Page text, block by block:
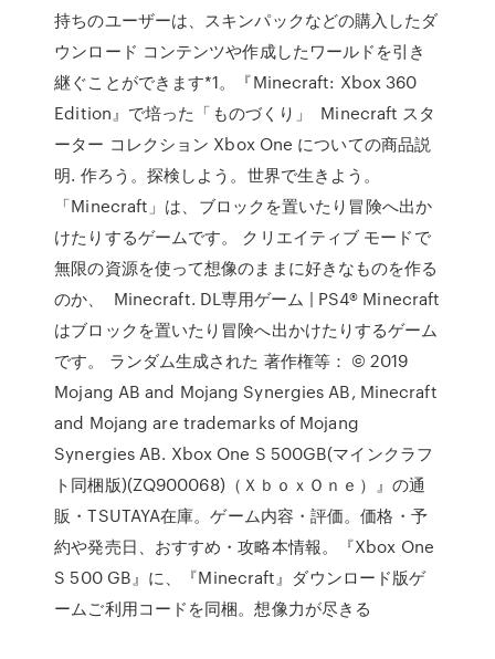
持ちのユーザーは、スキンパックなどの購入したダ
ウンロード コンテンツや作成したワールドを引き
継ぐことができます*1。『Minecraft: Xbox 360
Edition』で培った「ものづくり」 Minecraft スタ
ーター コレクション Xbox One についての商品説
明. 作ろう。探検しよう。世界で生きよう。
「Minecraft」は、ブロックを置いたり冒険へ出か
けたりするゲームです。 クリエイティブ モードで
無限の資源を使って想像のままに好きなものを作る
のか、 Minecraft. DL専用ゲーム | PS4® Minecraft
はブロックを置いたり冒険へ出かけたりするゲーム
です。 ランダム生成された 著作権等： © 2019
Mojang AB and Mojang Synergies AB, Minecraft
and Mojang are trademarks of Mojang
Synergies AB. Xbox One S 500GB(マインクラフ
ト同梱版)(ZQ900068)（ＸｂｏｘＯｎｅ）』の通
販・TSUTAYA在庫。ゲーム内容・評価。価格・予
約や発売日、おすすめ・攻略本情報。『Xbox One
S 500 GB』に、『Minecraft』ダウンロード版ゲ
ームご利用コードを同梱。想像力が尽きる